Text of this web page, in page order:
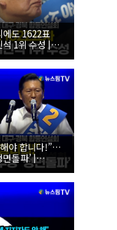
도 1622표
1위 수성 |
·최고위원 후
야 합니다!”…
돌파’ |
·최고위원 후